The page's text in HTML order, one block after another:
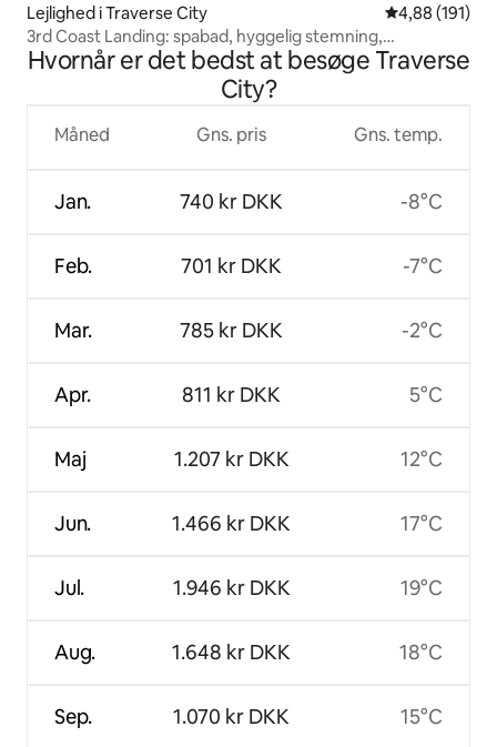
Lejlighed i Traverse City 4,88 ud af 5 i
4,88 (191)
3rd Coast Landing: spabad, hyggelig stemning,
beliggenhed!
Hvornår er det bedst at besøge Traverse
City?
Måned
Jan.
Feb.
Mar.
Apr.
Maj
Jun.
Jul.
Aug.
Sep.
Gns. pris
740 kr DKK
701 kr DKK
785 kr DKK
811 kr DKK
1.207 kr DKK
1.466 kr DKK
1.946 kr DKK
1.648 kr DKK
1.070 kr DKK
Gns. temp.
-8°C
-7°C
-2°C
5°C
12°C
17°C
19°C
18°C
15°C